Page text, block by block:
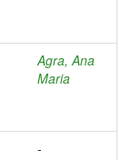
Agra, Ana
Maria
-